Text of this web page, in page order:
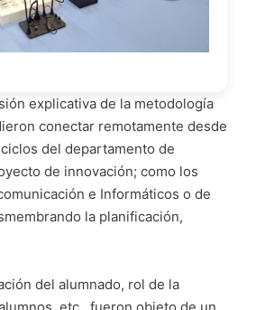
explicativa de la metodología
conectar remotamente desde
del departamento de
de innovación; como los
e Informáticos o de
la planificación,
del alumnado, rol de la